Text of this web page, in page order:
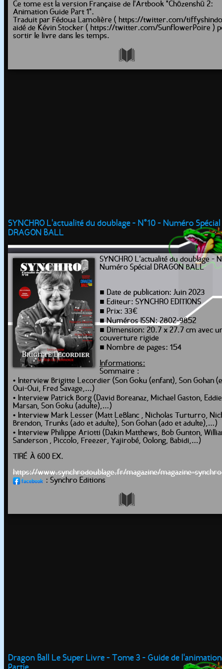
Ce tome est la version Française de l'Artbook "Chōzenshū 2:
Animation Guide Part 1".
Traduit par Fédoua Lamolière ( https://twitter.com/
aidé de Kévin Stocker ( https://twitter.com/SunflowerPoire )
sortir le livre dans les temps.
SYNCHRO L'actualité du doublage - N°10 - Numéro Spécial
DRAGON BALL
SYNCHRO L'actualité du doublage -
Numéro Spécial DRAGON BALL
■ Date de publication: Juin 2023
■ Editeur: SYNCHRO EDITIONS
■ Prix: 33€
■ Numéros ISSN: 2802-9852
■ Dimension: 20.7 x 27.7 cm avec
couverture rigide
■ Nombre de pages: 154
Informations:
Sommaire :
• Interview Brigitte Lecordier (Son Goku (enfant), Son Gohan
Oui-Oui, Fred Savage,…)
• Interview Patrick Borg (David Boreanaz, Michael Gaston, Eddie
Marsan, Son Goku (adulte),…)
• Interview Mark Lesser (Matt LeBlanc , Nicholas Turturro,
Brendon, Trunks (ado et adulte), Son Gohan (ado et adulte),…)
• Interview Philippe Ariotti (Dakin Matthews, Bob Gunton,
Sanderson , Piccolo, Freezer, Yajirobé, Oolong, Babidi,…)
TIRÉ À 600 EX.
https://www.synchrodoublage.fr/magazine/magazine-
: Synchro Editions
Dragon Ball Le Super Livre - Tome 3 - Guide de